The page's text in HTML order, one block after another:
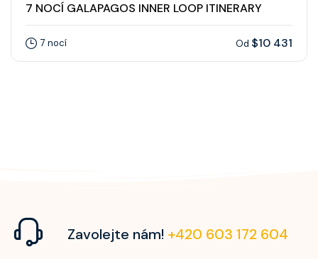
7 NOCÍ GALAPAGOS INNER LOOP ITINERARY
7 nocí Od $10 431
Zavolejte nám! +420 603 172 604